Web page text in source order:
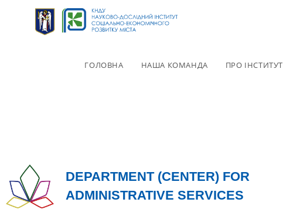
ГОЛОВНА НАША КОМАНДА ПРО ІНСТИТУТ
DEPARTMENT (CENTER) FOR
ADMINISTRATIVE SERVICES